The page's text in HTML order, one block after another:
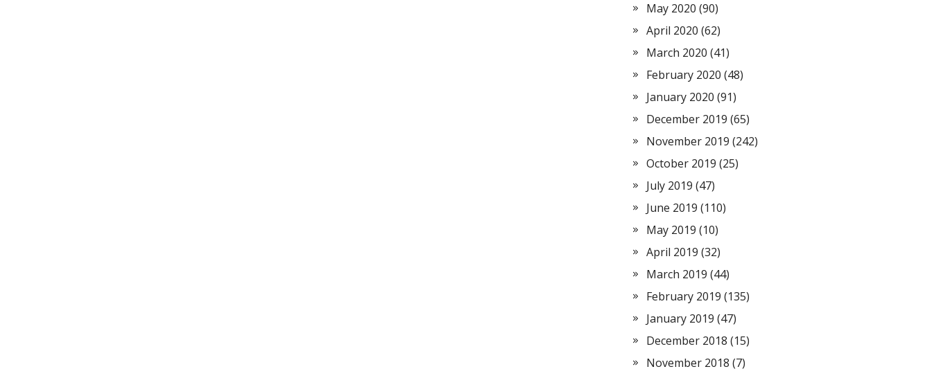
May 2020 (90)
April 2020 (62)
March 2020 (41)
February 2020 (48)
January 2020 (91)
December 2019 (65)
November 2019 (242)
October 2019 (25)
July 2019 (47)
June 2019 (110)
May 2019 (10)
April 2019 (32)
March 2019 (44)
February 2019 (135)
January 2019 (47)
December 2018 (15)
November 2018 (7)